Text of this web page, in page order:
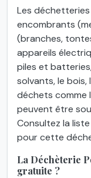
Les
encombrants
(branches,
appareils
piles et
solvants, le
déchets comme
peuvent être
Consultez la
pour cette
La Déchèterie
gratuite ?